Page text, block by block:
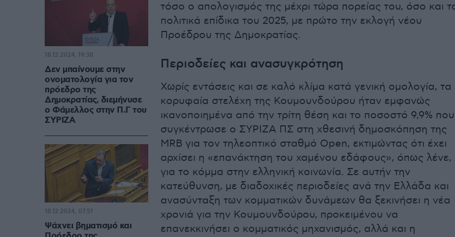
τόσο ο απολογισμός της μέχρι τώρα πορείας του, όσο και
πολιτικά επίδικα του 2025, με πρώτο την εκλογή νέου
Προέδρου της Δημοκρατίας.
Περιοδείες και ανασυγκρότηση
Χωρίς εντάσεις και σε καλό κλίμα κατά γενική ομολογία, τα
κορυφαία στελέχη της Κουμουνδούρου ήταν εμφανώς
ικανοποιημένα από την τρίτη θέση και το ποσοστό 9,9% που
συγκέντρωσε ο ΣΥΡΙΖΑ ΠΣ στη χθεσινή δημοσκόπηση της
MRB για τον τηλεοπτικό σταθμό Open, εκτιμώντας ότι έχει
αρχίσει η «επανάκτηση του χαμένου εδάφους», όπως λένε,
για το κόμμα στην ελληνική κοινωνία. Σε αυτήν την
κατεύθυνση, με διαδοχικές περιοδείες ανά την Ελλάδα και
ανασύνταξη των κομματικών δυνάμεων θα ξεκινήσει η νέα
χρονιά για την Κουμουνδούρου, προκειμένου να
επανεκκινήσει ο κομματικός μηχανισμός, αλλά και η
Δεν μπαίνουμε στην
ονοματολογία για τον
πρόεδρο της
Δημοκρατίας, διεμήνυσε
ο Φάμελλος στην Π.Γ του
ΣΥΡΙΖΑ
18.12.2024, 19:38
Ψάχνει βηματισμό και
18.12.2024, 07:51